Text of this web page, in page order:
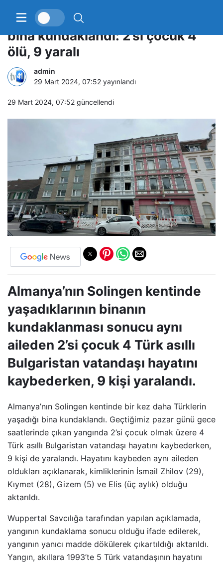
Solingen’de Türklerin yaşadığı
bina kundaklandı: 2’si çocuk 4
ölü, 9 yaralı
admin
29 Mart 2024, 07:52 yayınlandı
29 Mart 2024, 07:52 güncellendi
Almanya’nın Solingen kentinde
yaşadıklarının binanın
kundaklanması sonucu aynı
aileden 2’si çocuk 4 Türk asıllı
Bulgaristan vatandaşı hayatını
kaybederken, 9 kişi yaralandı.
Almanya’nın Solingen kentinde bir kez daha Türklerin
yaşadığı bina kundaklandı. Geçtiğimiz pazar günü gece
saatlerinde çıkan yangında 2’si çocuk olmak üzere 4
Türk asıllı Bulgaristan vatandaşı hayatını kaybederken,
9 kişi de yaralandı. Hayatını kaybeden aynı aileden
oldukları açıklanarak, kimliklerinin İsmail Zhilov (29),
Kıymet (28), Gizem (5) ve Elis (üç aylık) olduğu
aktarıldı.
Wuppertal Savcılığa tarafından yapılan açıklamada,
yangının kundaklama sonucu olduğu ifade edilerek,
yangının yanıcı madde dökülerek çıkartıldığı aktarıldı.
Yangın, akıllara 1993’te 5 Türk vatandaşının hayatını